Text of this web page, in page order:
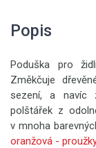
Popis
Poduška pro
Změkčuje
sezení, a navíc
polštářek z
v mnoha
oranžová - proužky